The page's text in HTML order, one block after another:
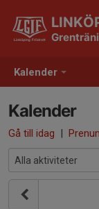
Kalender
Kalender
Gå till idag |